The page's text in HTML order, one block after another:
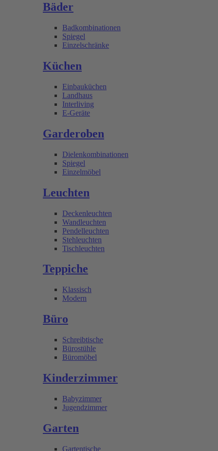
Bäder
Badkombinationen
Spiegel
Einzelschränke
Küchen
Einbauküchen
Landhaus
Interliving
E-Geräte
Garderoben
Dielenkombinationen
Spiegel
Einzelmöbel
Leuchten
Deckenleuchten
Wandleuchten
Pendelleuchten
Stehleuchten
Tischleuchten
Teppiche
Klassisch
Modern
Büro
Schreibtische
Bürostühle
Büromöbel
Kinderzimmer
Babyzimmer
Jugendzimmer
Garten
Gartentische